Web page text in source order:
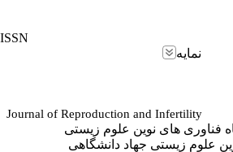
ISSN
نمایه
Journal of Reproduction and Infertility
فناوری های نوین علوم زیستی
علوم زیستی جهاد دانشگاهی